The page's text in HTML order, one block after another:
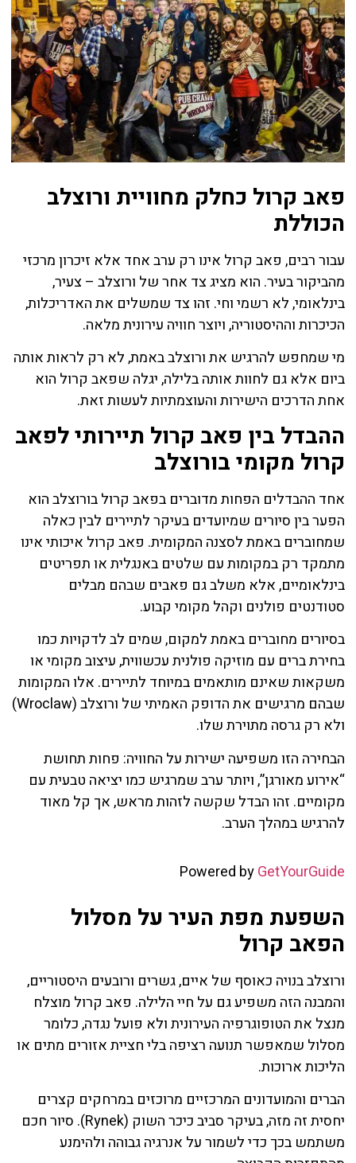
פאב קרול כחלק מחוויית ורוצלב
הכוללת
עבור רבים, פאב קרול אינו רק ערב אחד אלא זיכרון מרכזי
מהביקור בעיר. הוא מציג צד אחר של ורוצלב – צעיר,
בינלאומי, לא רשמי וחי. זהו צד שמשלים את האדריכלות,
הכיכרות וההיסטוריה, ויוצר חוויה עירונית מלאה.
מי שמחפש להרגיש את ורוצלב באמת, לא רק לראות אותה
ביום אלא גם לחוות אותה בלילה, יגלה שפאב קרול הוא
אחת הדרכים הישירות והעוצמתיות לעשות זאת.
ההבדל בין פאב קרול תיירותי לפאב
קרול מקומי בורוצלב
אחד ההבדלים הפחות מדוברים בפאב קרול בורוצלב הוא
הפער בין סיורים שמיועדים בעיקר לתיירים לבין כאלה
שמחוברים באמת לסצנה המקומית. פאב קרול איכותי אינו
מתמקד רק במקומות עם שלטים באנגלית או תפריטים
בינלאומיים, אלא משלב גם פאבים שבהם מבלים
סטודנטים פולנים וקהל מקומי קבוע.
בסיורים מחוברים באמת למקום, שמים לב לדקויות כמו
בחירת ברים עם מוזיקה פולנית עכשווית, עיצוב מקומי או
משקאות שאינם מותאמים במיוחד לתיירים. אלו המקומות
שבהם מרגישים את הדופק האמיתי של ורוצלב (Wroclaw)
ולא רק גרסה מתוירת שלו.
הבחירה הזו משפיעה ישירות על החוויה: פחות תחושת
“אירוע מאורגן”, ויותר ערב שמרגיש כמו יציאה טבעית עם
מקומיים. זהו הבדל שקשה לזהות מראש, אך קל מאוד
להרגיש במהלך הערב.
Powered byGetYourGuide
השפעת מפת העיר על מסלול
הפאב קרול
ורוצלב בנויה כאוסף של איים, גשרים ורובעים היסטוריים,
והמבנה הזה משפיע גם על חיי הלילה. פאב קרול מוצלח
מנצל את הטופוגרפיה העירונית ולא פועל נגדה, כלומר
מסלול שמאפשר תנועה רציפה בלי חציית אזורים מתים או
הליכות ארוכות.
הברים והמועדונים המרכזיים מרוכזים במרחקים קצרים
יחסית זה מזה, בעיקר סביב כיכר השוק (Rynek). סיור חכם
משתמש בכך כדי לשמור על אנרגיה גבוהה ולהימנע